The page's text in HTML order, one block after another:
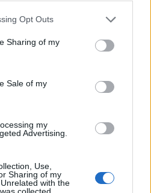
Opt Outs
Sharing of my
Sale of my
my
Advertising.
Use,
Sharing of my
with the
collected.